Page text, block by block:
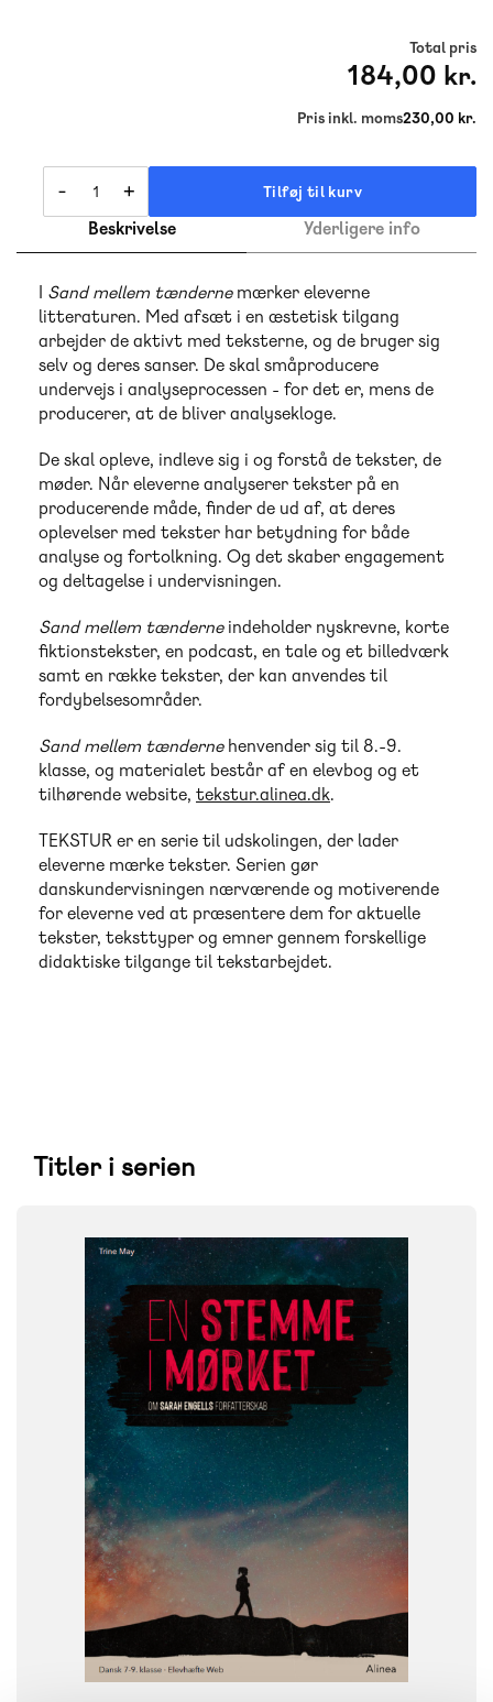
Total pris
184,00 kr.
Pris inkl. moms230,00 kr.
- + Tilføj til kurv
Beskrivelse Yderligere info
I Sand mellem tændernemærker eleverne
litteraturen. Med afsæt i en æstetisk tilgang
arbejder de aktivt med teksterne, og de bruger sig
selv og deres sanser. De skal småproducere
undervejs i analyseprocessen - for det er, mens de
producerer, at de bliver analysekloge.
De skal opleve, indleve sig i og forstå de tekster, de
møder. Når eleverne analyserer tekster på en
producerende måde, finder de ud af, at deres
oplevelser med tekster har betydning for både
analyse og fortolkning. Og det skaber engagement
og deltagelse i undervisningen.
Sand mellem tænderneindeholder nyskrevne, korte
fiktionstekster, en podcast, en tale og et billedværk
samt en række tekster, der kan anvendes til
fordybelsesområder.
Sand mellem tændernehenvender sig til 8.-9.
klasse, og materialet består af en elevbog og et
tilhørende website, tekstur.alinea.dk.
TEKSTUR er en serie til udskolingen, der lader
eleverne mærke tekster. Serien gør
danskundervisningen nærværende og motiverende
for eleverne ved at præsentere dem for aktuelle
tekster, teksttyper og emner gennem forskellige
didaktiske tilgange til tekstarbejdet.
Titler i serien
NIVEAU
8. klasse 9. klasse
FORMAT
Flergangsbog
9788723543202
+